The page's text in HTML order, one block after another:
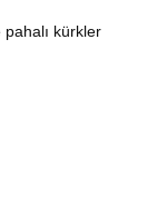
kürkler